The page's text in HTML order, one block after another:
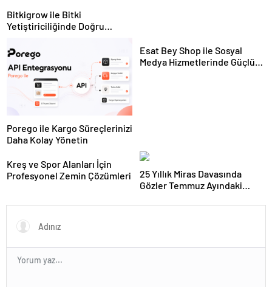
Bitkigrow ile Bitki
Yetiştiriciliğinde Doğru
Porego ile Kargo Süreçlerinizi
Daha Kolay Yönetin
Esat Bey Shop ile Sosyal
Medya Hizmetlerinde Güçlü
Kreş ve Spor Alanları İçin
Profesyonel Zemin Çözümleri
25 Yıllık Miras Davasında
Gözler Temmuz Ayındaki